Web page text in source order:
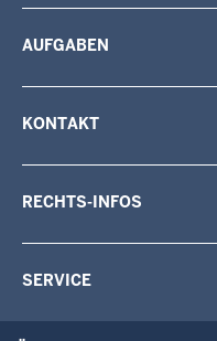
AUFGABEN
KONTAKT
RECHTS-INFOS
SERVICE